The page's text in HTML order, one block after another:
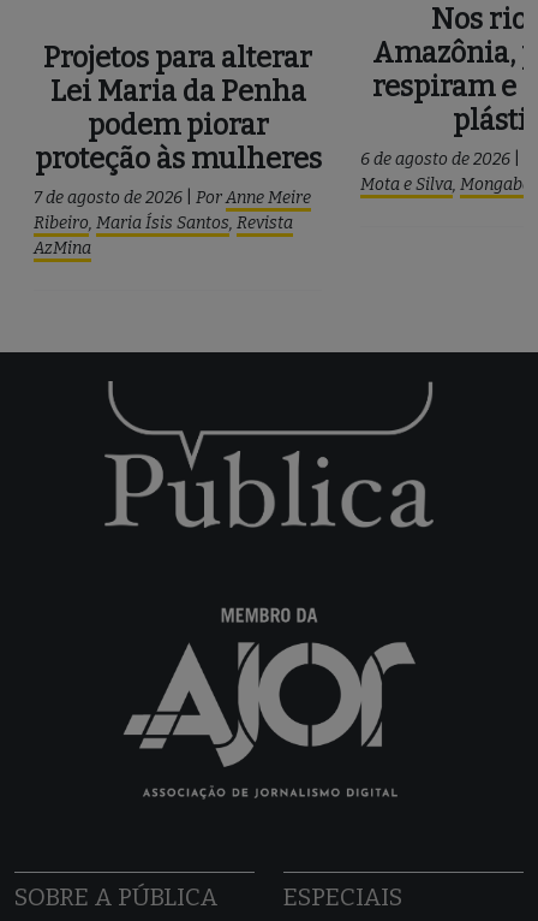
Projetos para alterar
Lei Maria da Penha
podem piorar
proteção às mulheres
7 de agosto de 2026 PorAnne Meire
Ribeiro, Maria Ísis Santos, Revista
AzMina
Nos
Amazônia,
respiram e
6 de agosto de 2026
Mota e Silva,
SOBRE A PÚBLICA ESPECIAIS